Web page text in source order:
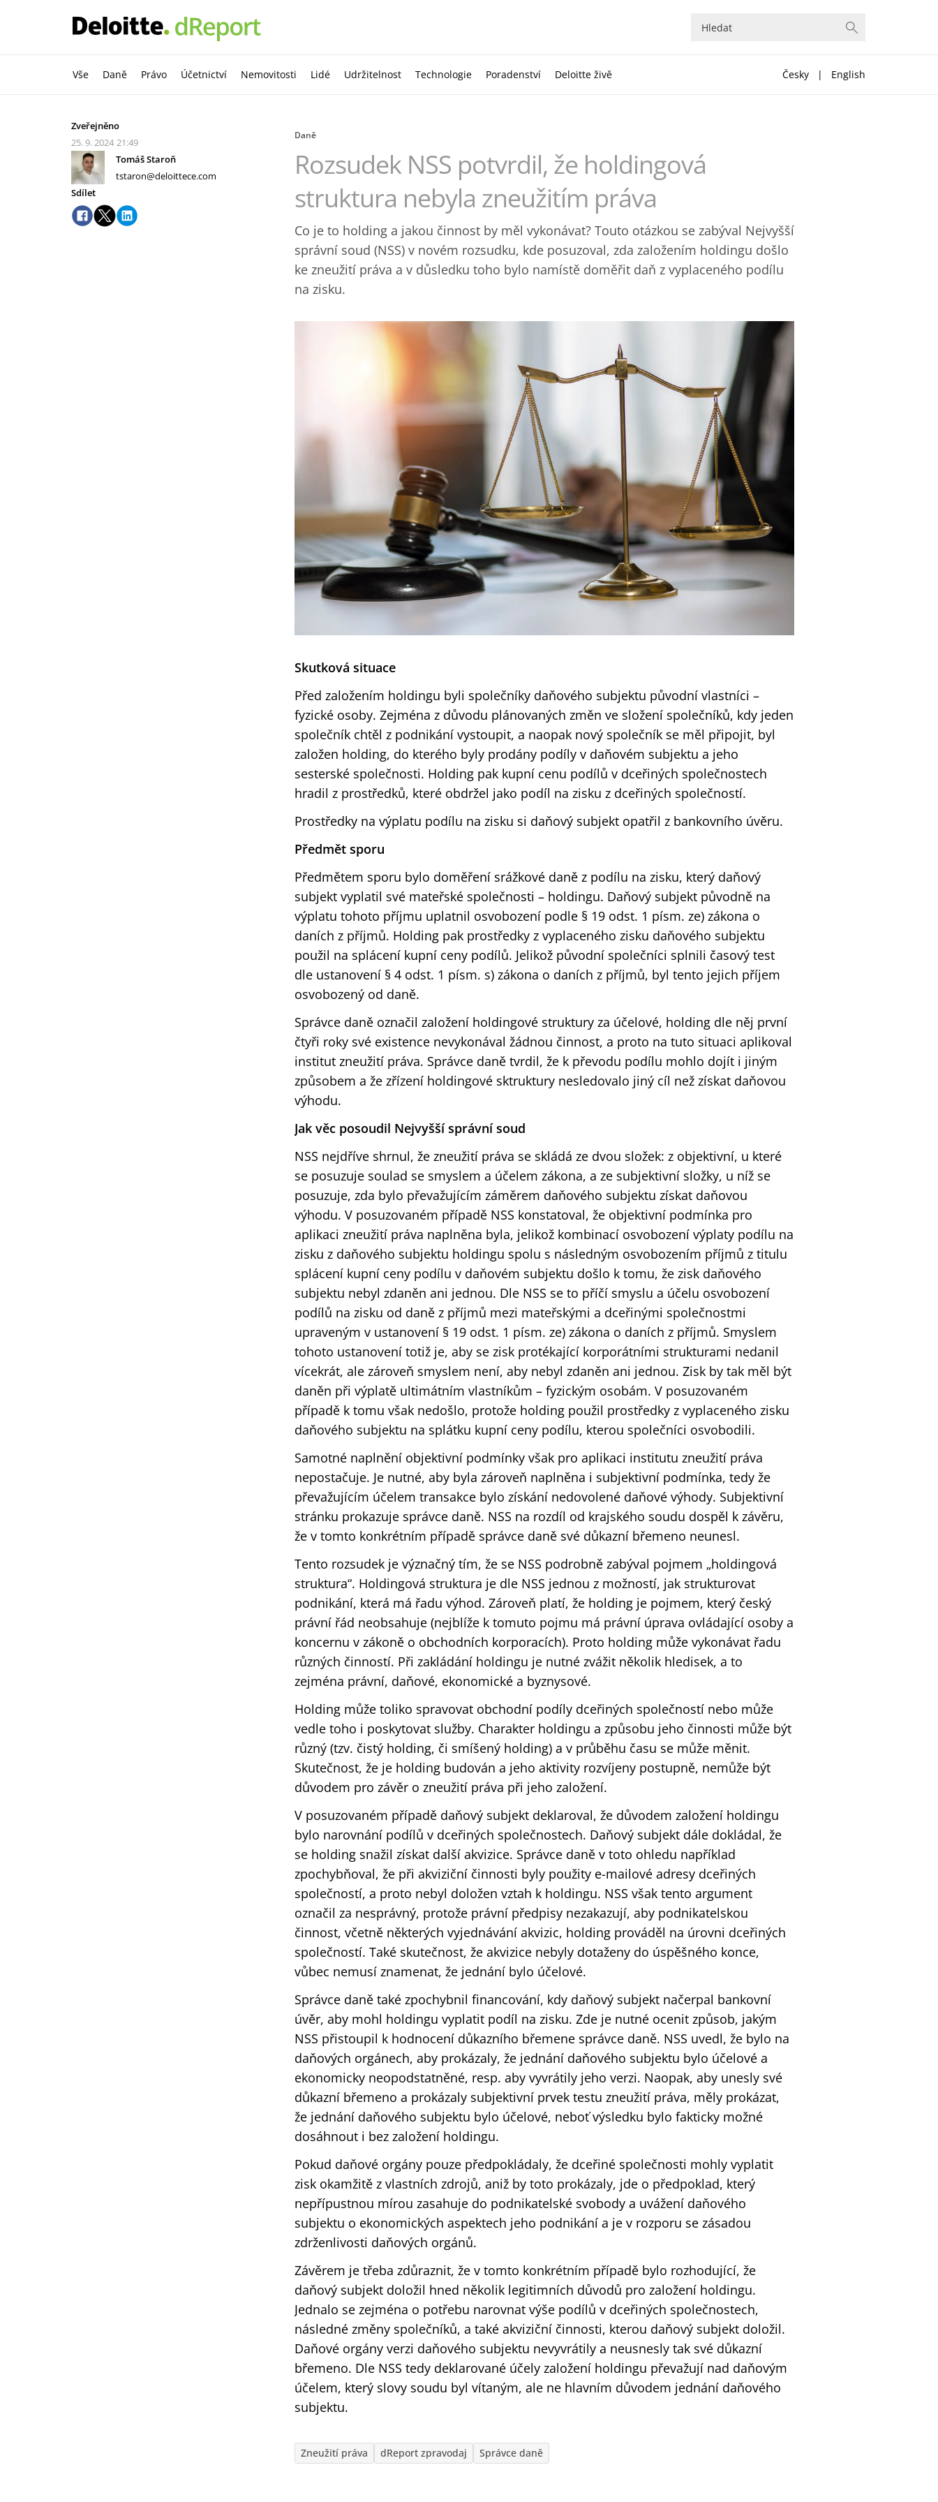
Vše Daně Právo Účetnictví Nemovitosti Lidé Udržitelnost Technologie Poradenství Deloitte živě Česky | English
Zveřejněno
25. 9. 2024 21:49
Tomáš Staroň
tstaron@deloittece.com
Sdílet
Daně
Rozsudek NSS potvrdil, že holdingová
struktura nebyla zneužitím práva
Co je to holding a jakou činnost by měl vykonávat? Touto otázkou se zabýval Nejvyšší
správní soud (NSS) v novém rozsudku, kde posuzoval, zda založením holdingu došlo
ke zneužití práva a v důsledku toho bylo namístě doměřit daň z vyplaceného podílu
na zisku.
Skutková situace
Před založením holdingu byli společníky daňového subjektu původní vlastníci –
fyzické osoby. Zejména z důvodu plánovaných změn ve složení společníků, kdy jeden
společník chtěl z podnikání vystoupit, a naopak nový společník se měl připojit, byl
založen holding, do kterého byly prodány podíly v daňovém subjektu a jeho
sesterské společnosti. Holding pak kupní cenu podílů v dceřiných společnostech
hradil z prostředků, které obdržel jako podíl na zisku z dceřiných společností.
Prostředky na výplatu podílu na zisku si daňový subjekt opatřil z bankovního úvěru.
Předmět sporu
Předmětem sporu bylo doměření srážkové daně z podílu na zisku, který daňový
subjekt vyplatil své mateřské společnosti – holdingu. Daňový subjekt původně na
výplatu tohoto příjmu uplatnil osvobození podle § 19 odst. 1 písm. ze) zákona o
daních z příjmů. Holding pak prostředky z vyplaceného zisku daňového subjektu
použil na splácení kupní ceny podílů. Jelikož původní společníci splnili časový test
dle ustanovení § 4 odst. 1 písm. s) zákona o daních z příjmů, byl tento jejich příjem
osvobozený od daně.
Správce daně označil založení holdingové struktury za účelové, holding dle něj první
čtyři roky své existence nevykonával žádnou činnost, a proto na tuto situaci aplikoval
institut zneužití práva. Správce daně tvrdil, že k převodu podílu mohlo dojít i jiným
způsobem a že zřízení holdingové sktruktury nesledovalo jiný cíl než získat daňovou
výhodu.
Jak věc posoudil Nejvyšší správní soud
NSS nejdříve shrnul, že zneužití práva se skládá ze dvou složek: z objektivní, u které
se posuzuje soulad se smyslem a účelem zákona, a ze subjektivní složky, u níž se
posuzuje, zda bylo převažujícím záměrem daňového subjektu získat daňovou
výhodu. V posuzovaném případě NSS konstatoval, že objektivní podmínka pro
aplikaci zneužití práva naplněna byla, jelikož kombinací osvobození výplaty podílu na
zisku z daňového subjektu holdingu spolu s následným osvobozením příjmů z titulu
splácení kupní ceny podílu v daňovém subjektu došlo k tomu, že zisk daňového
subjektu nebyl zdaněn ani jednou. Dle NSS se to příčí smyslu a účelu osvobození
podílů na zisku od daně z příjmů mezi mateřskými a dceřinými společnostmi
upraveným v ustanovení § 19 odst. 1 písm. ze) zákona o daních z příjmů. Smyslem
tohoto ustanovení totiž je, aby se zisk protékající korporátními strukturami nedanil
vícekrát, ale zároveň smyslem není, aby nebyl zdaněn ani jednou. Zisk by tak měl být
daněn při výplatě ultimátním vlastníkům – fyzickým osobám. V posuzovaném
případě k tomu však nedošlo, protože holding použil prostředky z vyplaceného zisku
daňového subjektu na splátku kupní ceny podílu, kterou společníci osvobodili.
Samotné naplnění objektivní podmínky však pro aplikaci institutu zneužití práva
nepostačuje. Je nutné, aby byla zároveň naplněna i subjektivní podmínka, tedy že
převažujícím účelem transakce bylo získání nedovolené daňové výhody. Subjektivní
stránku prokazuje správce daně. NSS na rozdíl od krajského soudu dospěl k závěru,
že v tomto konkrétním případě správce daně své důkazní břemeno neunesl.
Tento rozsudek je význačný tím, že se NSS podrobně zabýval pojmem „holdingová
struktura“. Holdingová struktura je dle NSS jednou z možností, jak strukturovat
podnikání, která má řadu výhod. Zároveň platí, že holding je pojmem, který český
právní řád neobsahuje (nejblíže k tomuto pojmu má právní úprava ovládající osoby a
koncernu v zákoně o obchodních korporacích). Proto holding může vykonávat řadu
různých činností. Při zakládání holdingu je nutné zvážit několik hledisek, a to
zejména právní, daňové, ekonomické a byznysové.
Holding může toliko spravovat obchodní podíly dceřiných společností nebo může
vedle toho i poskytovat služby. Charakter holdingu a způsobu jeho činnosti může být
různý (tzv. čistý holding, či smíšený holding) a v průběhu času se může měnit.
Skutečnost, že je holding budován a jeho aktivity rozvíjeny postupně, nemůže být
důvodem pro závěr o zneužití práva při jeho založení.
V posuzovaném případě daňový subjekt deklaroval, že důvodem založení holdingu
bylo narovnání podílů v dceřiných společnostech. Daňový subjekt dále dokládal, že
se holding snažil získat další akvizice. Správce daně v toto ohledu například
zpochybňoval, že při akviziční činnosti byly použity e-mailové adresy dceřiných
společností, a proto nebyl doložen vztah k holdingu. NSS však tento argument
označil za nesprávný, protože právní předpisy nezakazují, aby podnikatelskou
činnost, včetně některých vyjednávání akvizic, holding prováděl na úrovni dceřiných
společností. Také skutečnost, že akvizice nebyly dotaženy do úspěšného konce,
vůbec nemusí znamenat, že jednání bylo účelové.
Správce daně také zpochybnil financování, kdy daňový subjekt načerpal bankovní
úvěr, aby mohl holdingu vyplatit podíl na zisku. Zde je nutné ocenit způsob, jakým
NSS přistoupil k hodnocení důkazního břemene správce daně. NSS uvedl, že bylo na
daňových orgánech, aby prokázaly, že jednání daňového subjektu bylo účelové a
ekonomicky neopodstatněné, resp. aby vyvrátily jeho verzi. Naopak, aby unesly své
důkazní břemeno a prokázaly subjektivní prvek testu zneužití práva, měly prokázat,
že jednání daňového subjektu bylo účelové, neboť výsledku bylo fakticky možné
dosáhnout i bez založení holdingu.
Pokud daňové orgány pouze předpokládaly, že dceřiné společnosti mohly vyplatit
zisk okamžitě z vlastních zdrojů, aniž by toto prokázaly, jde o předpoklad, který
nepřípustnou mírou zasahuje do podnikatelské svobody a uvážení daňového
subjektu o ekonomických aspektech jeho podnikání a je v rozporu se zásadou
zdrženlivosti daňových orgánů.
Závěrem je třeba zdůraznit, že v tomto konkrétním případě bylo rozhodující, že
daňový subjekt doložil hned několik legitimních důvodů pro založení holdingu.
Jednalo se zejména o potřebu narovnat výše podílů v dceřiných společnostech,
následné změny společníků, a také akviziční činnosti, kterou daňový subjekt doložil.
Daňové orgány verzi daňového subjektu nevyvrátily a neusnesly tak své důkazní
břemeno. Dle NSS tedy deklarované účely založení holdingu převažují nad daňovým
účelem, který slovy soudu byl vítaným, ale ne hlavním důvodem jednání daňového
subjektu.
Zneužití práva dReport zpravodaj Správce daně